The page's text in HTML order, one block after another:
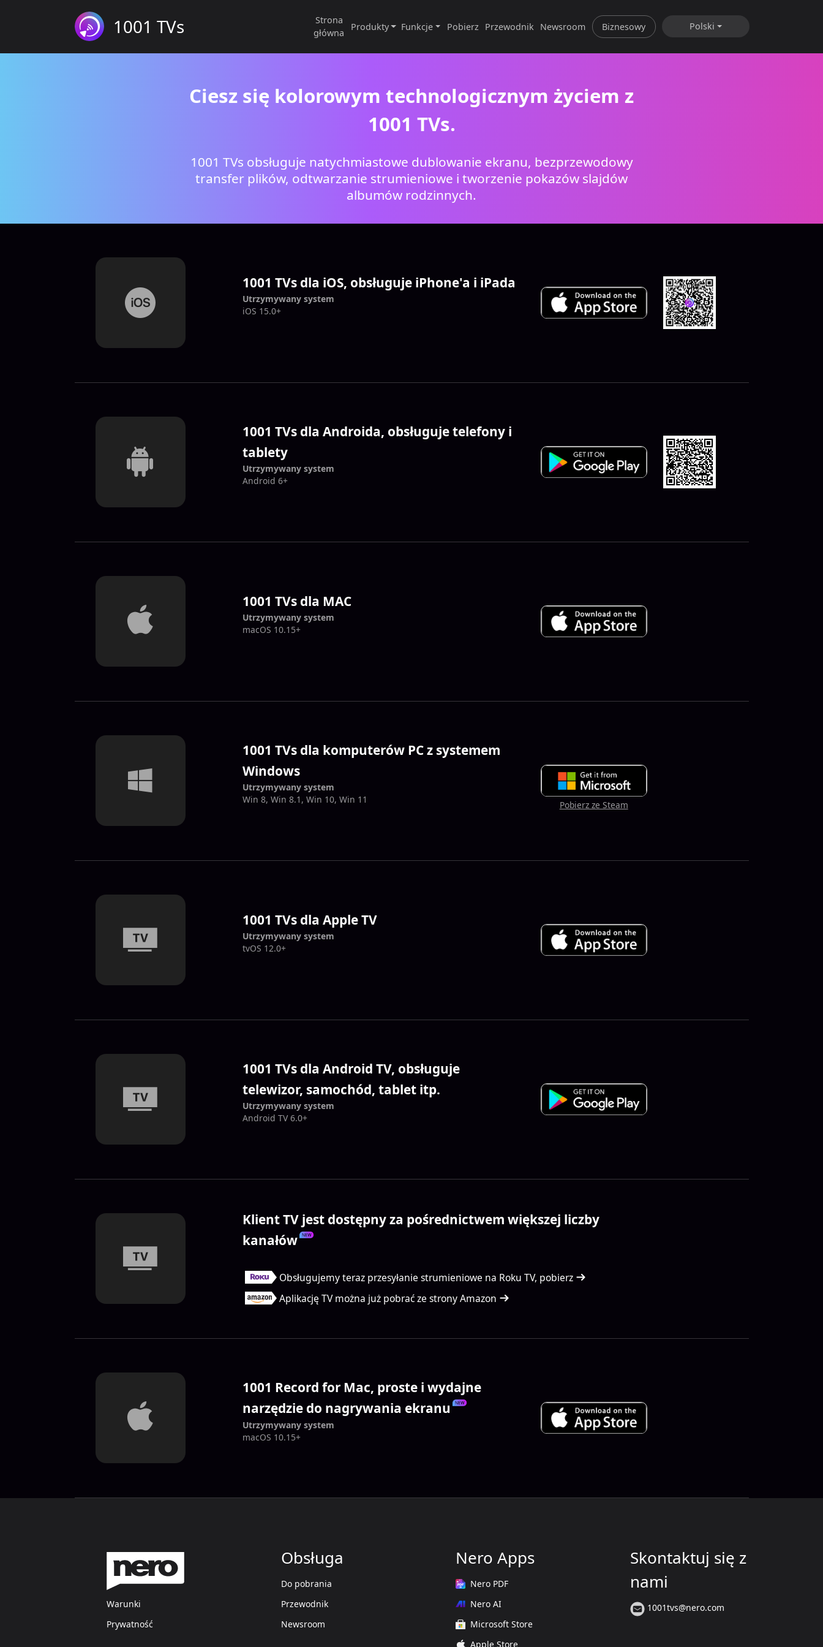
1001 TVs
Strona
główna
Produkty Funkcje Pobierz Przewodnik Newsroom Biznesowy Polski
Ciesz się kolorowym technologicznym życiem z
1001 TVs.
1001 TVs obsługuje natychmiastowe dublowanie ekranu, bezprzewodowy
transfer plików, odtwarzanie strumieniowe i tworzenie pokazów slajdów
albumów rodzinnych.
1001 TVs dla iOS, obsługuje iPhone'a i iPada
Utrzymywany system
iOS 15.0+
1001 TVs dla Androida, obsługuje telefony i
tablety
Utrzymywany system
Android 6+
1001 TVs dla MAC
Utrzymywany system
macOS 10.15+
1001 TVs dla komputerów PC z systemem
Windows
Utrzymywany system
Win 8, Win 8.1, Win 10, Win 11
Pobierz ze Steam
1001 TVs dla Apple TV
Utrzymywany system
tvOS 12.0+
1001 TVs dla Android TV, obsługuje
telewizor, samochód, tablet itp.
Utrzymywany system
Android TV 6.0+
Klient TV jest dostępny za pośrednictwem większej liczby
kanałów
Obsługujemy teraz przesyłanie strumieniowe na Roku TV, pobierz
Aplikację TV można już pobrać ze strony Amazon
1001 Record for Mac, proste i wydajne
narzędzie do nagrywania ekranu
Utrzymywany system
macOS 10.15+
Warunki
Prywatność
Obsługa
Do pobrania
Przewodnik
Newsroom
Nero Apps
Nero PDF
Nero AI
Microsoft Store
Apple Store
Skontaktuj się z
nami
1001tvs@nero.com